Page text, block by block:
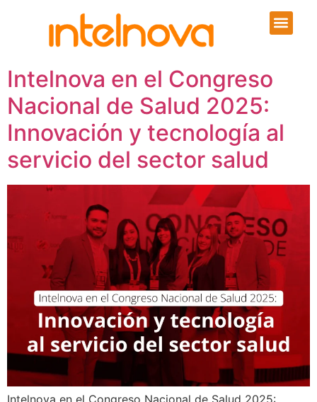
Intelnova en el Congreso
Nacional de Salud 2025:
Innovación y tecnología al
servicio del sector salud